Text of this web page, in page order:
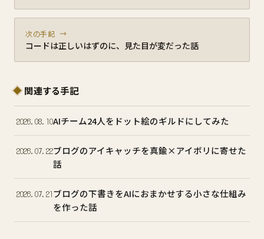
次の手記 →
コードは正しいはずのに、見た目が変だった話
関連する手記
2026.08.10AIチーム24人をドット絵のギルドにしてみた
2026.07.22ブログのアイキャッチを真鍮×アイボリに寄せた
話
2026.07.21ブログの下書きをAIにおまかせする小さな仕組み
を作った話